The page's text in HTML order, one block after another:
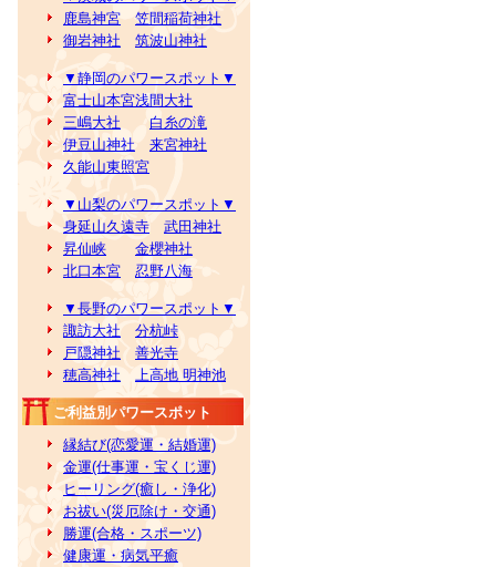
鹿島神宮
笠間稲荷神社
御岩神社
筑波山神社
▼静岡のパワースポット▼
富士山本宮浅間大社
三嶋大社
白糸の滝
伊豆山神社
来宮神社
久能山東照宮
▼山梨のパワースポット▼
身延山久遠寺
武田神社
昇仙峡
金櫻神社
北口本宮
忍野八海
▼長野のパワースポット▼
諏訪大社
分杭峠
戸隠神社
善光寺
穂高神社
上高地 明神池
ご利益別パワースポット
縁結び(恋愛運・結婚運)
金運(仕事運・宝くじ運)
ヒーリング(癒し・浄化)
お祓い(災厄除け・交通)
勝運(合格・スポーツ)
健康運・病気平癒